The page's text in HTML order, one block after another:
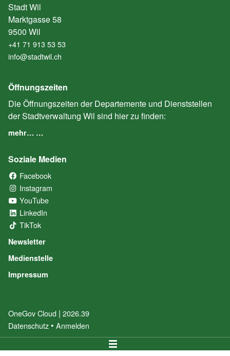
Stadt Wil
Marktgasse 58
9500 Wil
+41 71 913 53 53
info@stadtwil.ch
Öffnungszeiten
Die Öffnungszeiten der Departemente und Dienststellen
der Stadtverwaltung Wil sind hier zu finden:
mehr… …
Soziale Medien
Facebook
Instagram
YouTube
LinkedIn
TikTok
Newsletter
Medienstelle
Impressum
OneGov Cloud (External Link)
| 2026.39
Datenschutz (External Link)
Anmelden